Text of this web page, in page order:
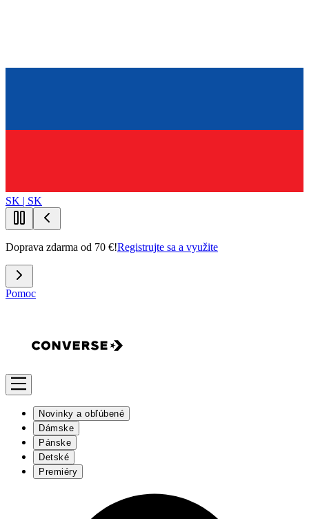
SK | SK
Doprava zdarma od 70 €!Registrujte sa a využite
Pomoc
Novinky a obľúbené
Dámske
Pánske
Detské
Premiéry